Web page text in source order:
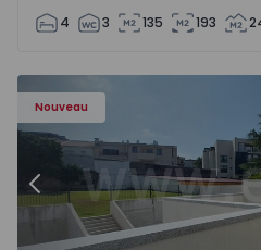
4 3 135 193
Nouveau
Appartement T2 Porto, Av.
Précédent